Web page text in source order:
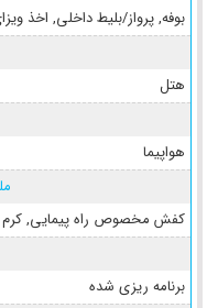
بوفه, پرواز/بلیط داخلی, اخذ
هتل
هواپیما
کفش مخصوص راه پیمایی,
برنامه ریزی شده